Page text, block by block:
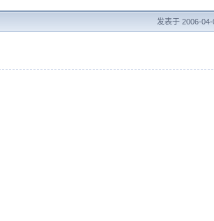
发表于 2006-04-